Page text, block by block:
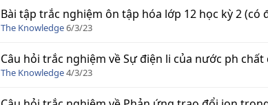
Bài tập trắc nghiệm ôn tập hóa lớp 12 học kỳ 2 (có
The Knowledge6/3/23
Câu hỏi trắc nghiệm về Sự điện li của nước ph
The Knowledge4/3/23